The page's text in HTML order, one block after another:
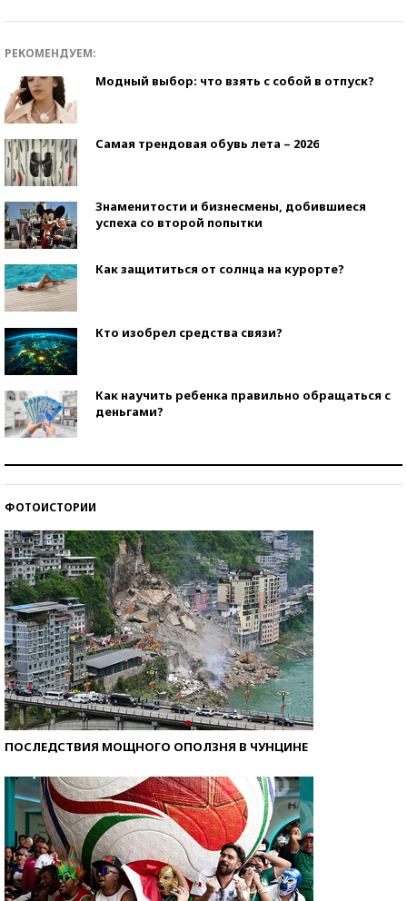
РЕКОМЕНДУЕМ:
Модный выбор: что взять с собой в отпуск?
Самая трендовая обувь лета – 2026
Знаменитости и бизнесмены, добившиеся
успеха со второй попытки
Как защититься от солнца на курорте?
Кто изобрел средства связи?
Как научить ребенка правильно обращаться с
деньгами?
ФОТОИСТОРИИ
ПОСЛЕДСТВИЯ МОЩНОГО ОПОЛЗНЯ В ЧУНЦИНЕ